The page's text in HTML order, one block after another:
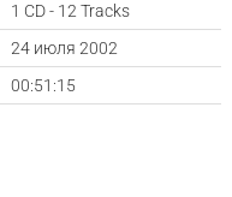
1 CD - 12 Tracks
24 июля 2002
00:51:15